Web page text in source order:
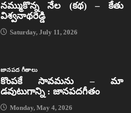
నమ్ముకొన్న నేల (కథ) – కేతు
విశ్వనాథరెడ్డి
Saturday, July 11, 2026
జానపద గీతాలు
కొంపకే సావమను – మా
డవుటుగాన్ని : జానపదగీతం
Monday, May 4, 2026